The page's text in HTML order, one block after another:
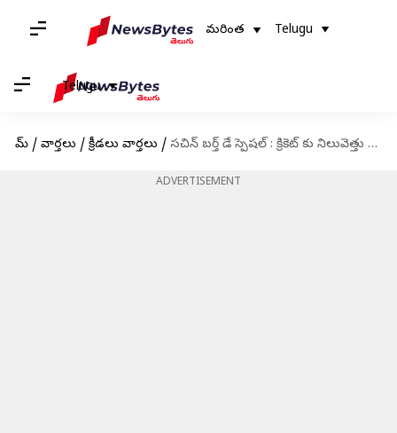
మరింత Telugu
Telugu
హోమ్ / వార్తలు / క్రీడలు వార్తలు / సచిన్ బర్త్ డే స్పెషల్ : క్రికెట్ కు నిలువెత్తు రూపం సచిన్ టెండుల్కర్
ADVERTISEMENT